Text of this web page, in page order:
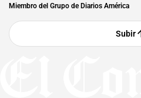
Miembro del Grupo de Diarios América
Subir